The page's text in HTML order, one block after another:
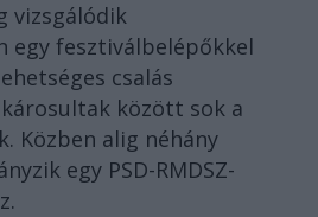
vizsgálódik
egy fesztiválbelépőkkel
csalás
között sok a
Közben alig néhány
egy PSD-RMDSZ-